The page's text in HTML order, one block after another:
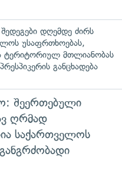
დღემდე ძირს
უსაფრთხოებას,
ტერიტორიულ მთლიანობას
განცხადება
შეერთებული
ღრმად
საქართველოს